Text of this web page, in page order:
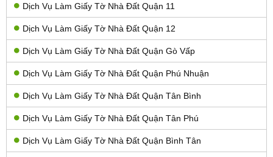
Dịch Vụ Làm Giấy Tờ Nhà Đất Quận 11
Dịch Vụ Làm Giấy Tờ Nhà Đất Quận 12
Dịch Vụ Làm Giấy Tờ Nhà Đất Quận Gò Vấp
Dịch Vụ Làm Giấy Tờ Nhà Đất Quận Phú Nhuận
Dịch Vụ Làm Giấy Tờ Nhà Đất Quận Tân Bình
Dịch Vụ Làm Giấy Tờ Nhà Đất Quận Tân Phú
Dịch Vụ Làm Giấy Tờ Nhà Đất Quận Bình Tân